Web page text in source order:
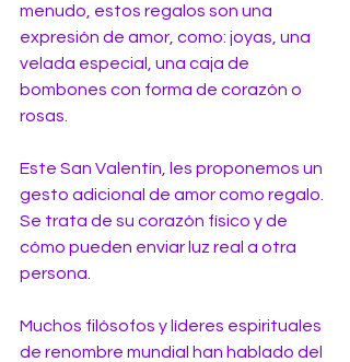
menudo, estos regalos son una
expresión de amor, como: joyas, una
velada especial, una caja de
bombones con forma de corazón o
rosas.
Este San Valentín, les proponemos un
gesto adicional de amor como regalo.
Se trata de su corazón físico y de
cómo pueden enviar luz real a otra
persona.
Muchos filósofos y líderes espirituales
de renombre mundial han hablado del